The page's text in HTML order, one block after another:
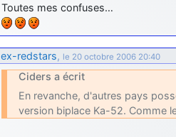
Toutes mes confuses…
ex-redstars, le 20 octobre 2006 20:40
Ciders a écrit
En revanche, d'autres pays
version biplace Ka-52. Comme